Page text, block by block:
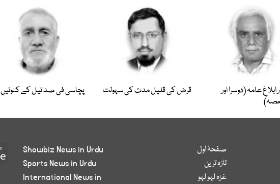
ابلاغِ عامہ (دوسرا اور
قرض کی قلیل مدت کی سہولت پچاسی فی صد تیل کے کنوئیں
صفحۂ اول
تازہ ترین
غزہ لہو لہو
Showbiz News in Urdu
Sports News in Urdu
International News in